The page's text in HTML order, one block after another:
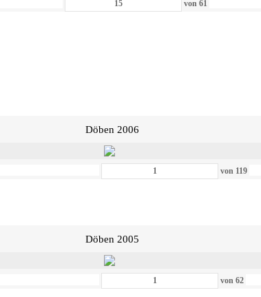
von61
Döben 2006
von 119
Döben 2005
von62